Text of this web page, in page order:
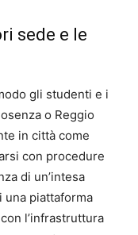
sede e le
gli studenti e i
o Reggio
in città come
con procedure
di un’intesa
una piattaforma
l’infrastruttura